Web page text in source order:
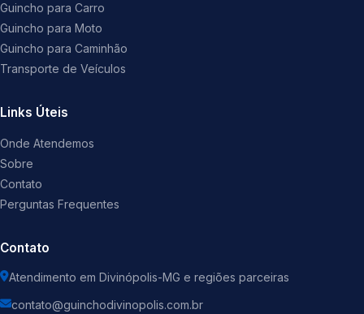
Guincho para Carro
Guincho para Moto
Guincho para Caminhão
Transporte de Veículos
Links Úteis
Onde Atendemos
Sobre
Contato
Perguntas Frequentes
Contato
Atendimento em Divinópolis-MG e regiões parceiras
contato@guinchodivinopolis.com.br